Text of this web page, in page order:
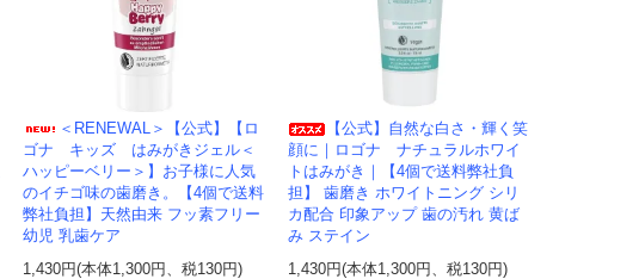
＜RENEWAL＞【公式】【ロ
ゴナ キッズ はみがきジェル＜
ハッピーベリー＞】お子様に人気
のイチゴ味の歯磨き。【4個で送料
弊社負担】天然由来 フッ素フリー
幼児 乳歯ケア
1,430円(本体1,300円、税130円)
【公式】自然な白さ・輝く笑
顔に｜ロゴナ ナチュラルホワイ
トはみがき｜【4個で送料弊社負
担】 歯磨き ホワイトニング シリ
カ配合 印象アップ 歯の汚れ 黄ば
み ステイン
1,430円(本体1,300円、税130円)